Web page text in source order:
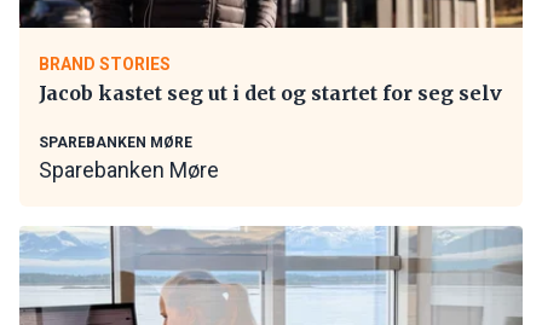
BRAND STORIES
Jacob kastet seg ut i det og startet for seg selv
SPAREBANKEN MØRE
Sparebanken Møre